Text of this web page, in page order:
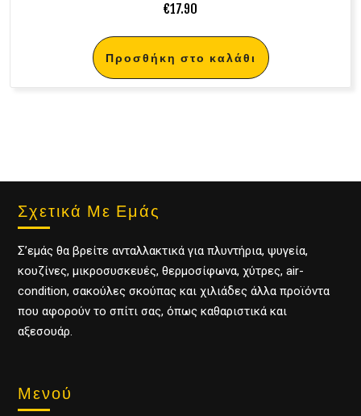
€17.90
Προσθήκη στο καλάθι
Σχετικά Με Εμάς
Σ’εμάς θα βρείτε ανταλλακτικά για πλυντήρια, ψυγεία,
κουζίνες, μικροσυσκευές, θερμοσίφωνα, χύτρες, air-
condition, σακούλες σκούπας και χιλιάδες άλλα προϊόντα
που αφορούν το σπίτι σας, όπως καθαριστικά και
αξεσουάρ.
Μενού